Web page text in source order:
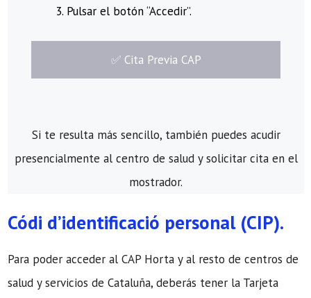
Pulsar el botón “Accedir”.
​✅​ Cita Previa CAP
Si te resulta más sencillo, también puedes acudir
presencialmente al centro de salud y solicitar cita en el
mostrador.
Códi d’identificació personal (CIP).
Para poder acceder al CAP Horta y al resto de centros de
salud y servicios de Cataluña, deberás tener la Tarjeta